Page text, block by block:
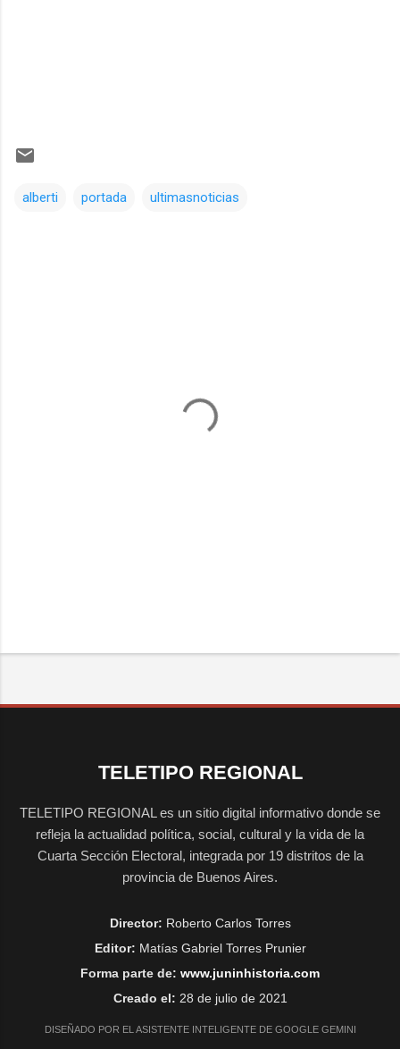
alberti portada ultimasnoticias
TELETIPO REGIONAL
TELETIPO REGIONAL es un sitio digital informativo donde se
refleja la actualidad política, social, cultural y la vida de la
Cuarta Sección Electoral, integrada por 19 distritos de la
provincia de Buenos Aires.
Director: Roberto Carlos Torres
Editor: Matías Gabriel Torres Prunier
Forma parte de: www.juninhistoria.com
Creado el: 28 de julio de 2021
DISEÑADO POR EL ASISTENTE INTELIGENTE DE GOOGLE GEMINI